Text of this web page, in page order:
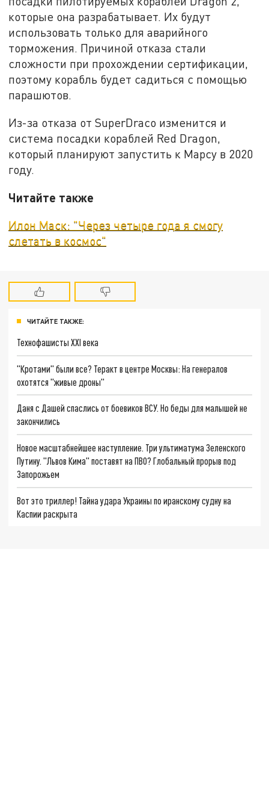
которые она разрабатывает. Их будут
использовать только для аварийного
торможения. Причиной отказа стали
сложности при прохождении сертификации,
поэтому корабль будет садиться с помощью
парашютов.
Из-за отказа от SuperDraco изменится и
система посадки кораблей Red Dragon,
который планируют запустить к Марсу в 2020
году.
Читайте также
Илон Маск: "Через четыре года я смогу
слетать в космос"
ЧИТАЙТЕ ТАКЖЕ:
Технофашисты XXI века
"Кротами" были все? Теракт в центре Москвы: На генералов
охотятся "живые дроны"
Даня с Дашей спаслись от боевиков ВСУ. Но беды для малышей не
закончились
Новое масштабнейшее наступление. Три ультиматума Зеленского
Путину. "Львов Кима" поставят на ПВО? Глобальный прорыв под
Запорожьем
Вот это триллер! Тайна удара Украины по иранскому судну на
Каспии раскрыта